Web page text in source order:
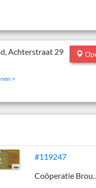
Achterstraat 29
>
#119247
Coöperatie